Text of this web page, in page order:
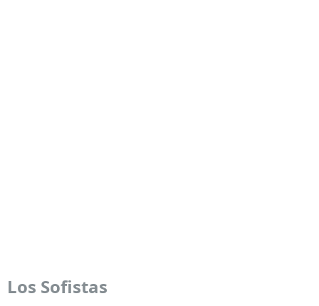
Los Sofistas